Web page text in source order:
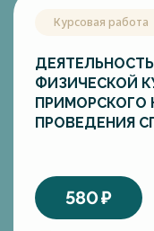
Курсовая работа
ФИЗИЧЕСКОЙ
ПРИМОРСКОГО
ПРОВЕДЕНИЯ
580₽